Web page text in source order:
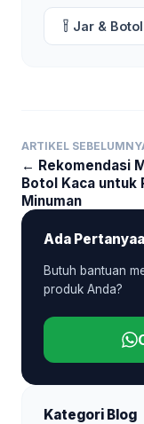
Jar &
ARTIKEL
← Rekomendasi
Botol Kaca untuk
Minuman
Ada
Butuh bantuan
produk Anda?
Kategori Blog